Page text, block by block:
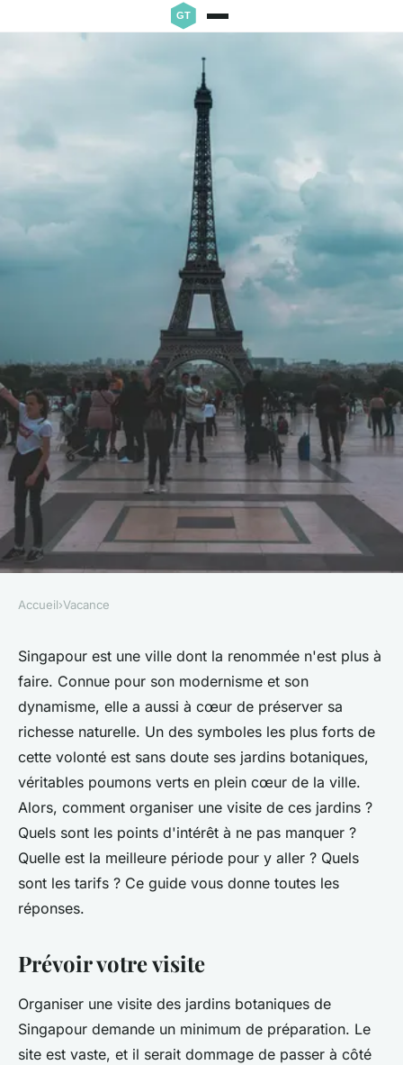
Comment organiser une visite
des jardins botaniques de
Singapour?
Noham•10 juillet 2024•6 min de lecture
Accueil›Vacance
Singapour est une ville dont la renommée n'est plus à
faire. Connue pour son modernisme et son
dynamisme, elle a aussi à cœur de préserver sa
richesse naturelle. Un des symboles les plus forts de
cette volonté est sans doute ses jardins botaniques,
véritables poumons verts en plein cœur de la ville.
Alors, comment organiser une visite de ces jardins ?
Quels sont les points d'intérêt à ne pas manquer ?
Quelle est la meilleure période pour y aller ? Quels
sont les tarifs ? Ce guide vous donne toutes les
réponses.
Prévoir votre visite
Organiser une visite des jardins botaniques de
Singapour demande un minimum de préparation. Le
site est vaste, et il serait dommage de passer à côté